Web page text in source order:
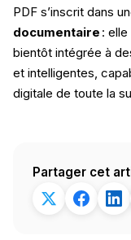
PDF s’inscrit dans
documentaire :
bientôt intégrée à
et intelligentes,
digitale de toute la
Partager cet